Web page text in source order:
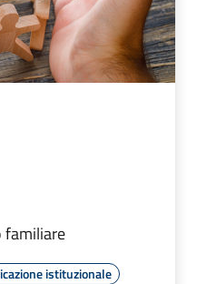
familiare
istituzionale